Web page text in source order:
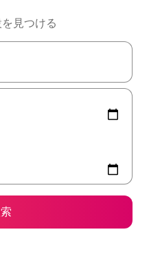
見つける
矢印キーを使って移動するか